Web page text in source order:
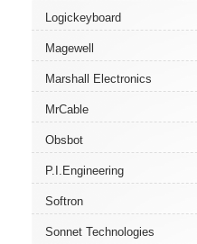
Logickeyboard
Magewell
Marshall Electronics
MrCable
Obsbot
P.I.Engineering
Softron
Sonnet Technologies